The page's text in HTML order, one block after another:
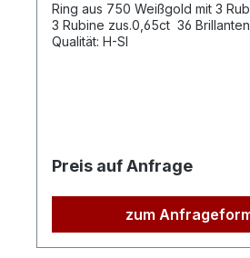
Ring aus 750 Weißgold mit 3
3 Rubine zus.0,65ct 36
Qualität: H-SI
Preis auf Anfrage
zum